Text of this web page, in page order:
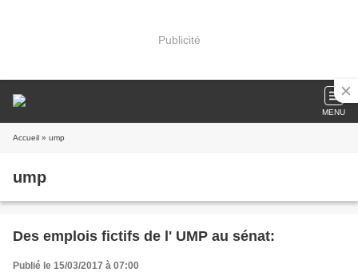
Publicité
MENU
Accueil » ump
ump
Des emplois fictifs de l' UMP au sénat:
Publié le 15/03/2017 à 07:00